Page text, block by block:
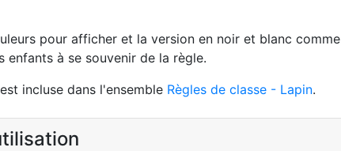
pour afficher et la version en noir et blanc comme
enfants à se souvenir de la règle.
incluse dans l'ensemble Règles de classe - Lapin.